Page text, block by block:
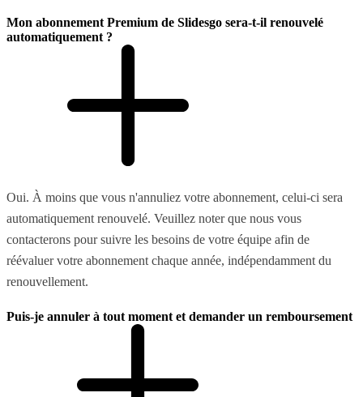
Mon abonnement Premium de Slidesgo sera-t-il renouvelé
automatiquement ?
Oui. À moins que vous n'annuliez votre abonnement, celui-ci sera
automatiquement renouvelé. Veuillez noter que nous vous
contacterons pour suivre les besoins de votre équipe afin de
réévaluer votre abonnement chaque année, indépendamment du
renouvellement.
Puis-je annuler à tout moment et demander un remboursement